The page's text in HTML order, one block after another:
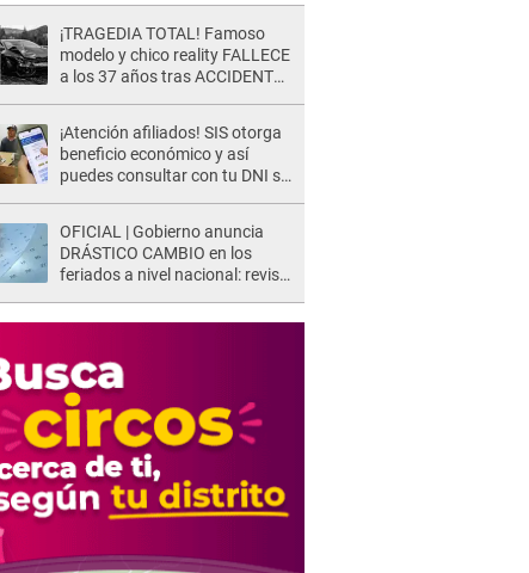
¡TRAGEDIA TOTAL! Famoso
modelo y chico reality FALLECE
a los 37 años tras ACCIDENTE
¡Atención afiliados! SIS otorga
beneficio económico y así
puedes consultar con tu DNI si
OFICIAL | Gobierno anuncia
DRÁSTICO CAMBIO en los
feriados a nivel nacional: revisa